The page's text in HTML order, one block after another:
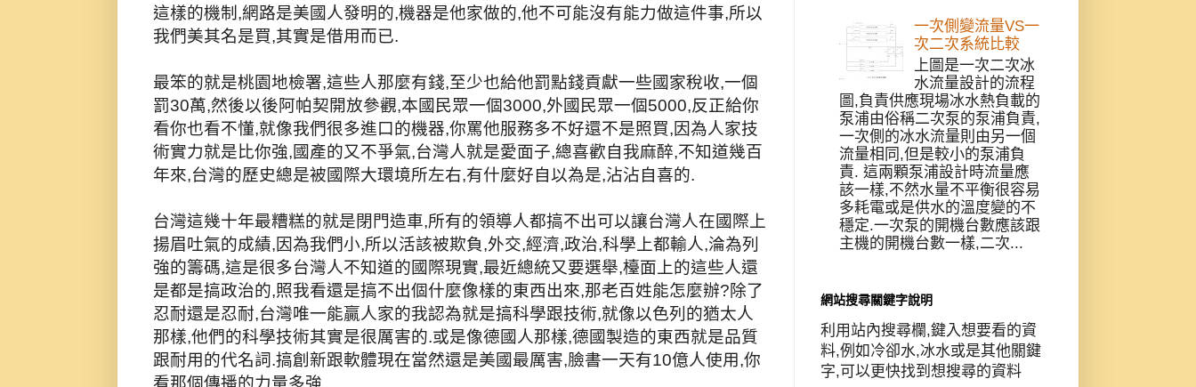
這樣的機制,網路是美國人發明的,機器是他家做的,他不可能沒有能力做這件事,所以
我們美其名是買,其實是借用而已.
最笨的就是桃園地檢署,這些人那麼有錢,至少也給他罰點錢貢獻一些國家稅收,一個
罰30萬,然後以後阿帕契開放參觀,本國民眾一個3000,外國民眾一個5000,反正給你
看你也看不懂,就像我們很多進口的機器,你罵他服務多不好還不是照買,因為人家技
術實力就是比你強,國產的又不爭氣,台灣人就是愛面子,總喜歡自我麻醉,不知道幾百
年來,台灣的歷史總是被國際大環境所左右,有什麼好自以為是,沾沾自喜的.
台灣這幾十年最糟糕的就是閉門造車,所有的領導人都搞不出可以讓台灣人在國際上
揚眉吐氣的成績,因為我們小,所以活該被欺負,外交,經濟,政治,科學上都輸人,淪為列
強的籌碼,這是很多台灣人不知道的國際現實,最近總統又要選舉,檯面上的這些人還
是都是搞政治的,照我看還是搞不出個什麼像樣的東西出來,那老百姓能怎麼辦?除了
忍耐還是忍耐,台灣唯一能贏人家的我認為就是搞科學跟技術,就像以色列的猶太人
那樣,他們的科學技術其實是很厲害的.或是像德國人那樣,德國製造的東西就是品質
跟耐用的代名詞.搞創新跟軟體現在當然還是美國最厲害,臉書一天有10億人使用,你
看那個傳播的力量多強.
一次側變流量VS一
次二次系統比較
上圖是一次二次冰
水流量設計的流程
圖,負責供應現場冰水熱負載的
泵浦由俗稱二次泵的泵浦負責,
一次側的冰水流量則由另一個
流量相同,但是較小的泵浦負
責. 這兩顆泵浦設計時流量應
該一樣,不然水量不平衡很容易
多耗電或是供水的溫度變的不
穩定.一次泵的開機台數應該跟
主機的開機台數一樣,二次...
網站搜尋關鍵字說明
利用站內搜尋欄,鍵入想要看的資
料,例如冷卻水,冰水或是其他關鍵
字,可以更快找到想搜尋的資料